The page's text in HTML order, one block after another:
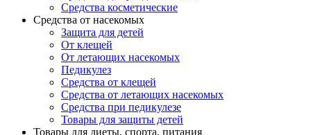
Средства косметические
Средства от насекомых
Защита для детей
От клещей
От летающих насекомых
Педикулез
Средства от клещей
Средства от летающих насекомых
Средства при педикулезе
Товары для защиты детей
Товары для диеты, спорта, питания